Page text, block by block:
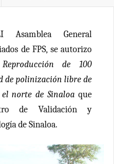
General
de FPS, se autorizo
Reproducción de 100
de polinización libre de
norte de Sinaloa que
de Validación y
de Sinaloa.